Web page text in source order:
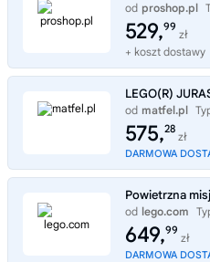
od proshop.pl
529,99
zł
+ koszt dostawy
od matfel.pl
575,28
zł
DARMOWA
od lego.com
649,99
zł
DARMOWA